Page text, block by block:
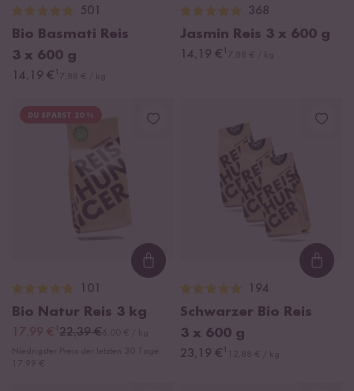
501
Bio Basmati Reis
3 x 600 g
14,19 € ¹
368
Jasmin Reis 3 x 600 g
14,19 € ¹
DU SPARST 20 %
Loading...
101
Bio Natur Reis 3 kg
17,99 € ¹22,39 €
194
Schwarzer Bio Reis
3 x 600 g
23,19 € ¹